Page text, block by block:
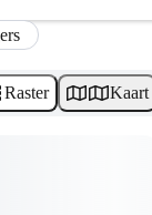
Raster Kaart